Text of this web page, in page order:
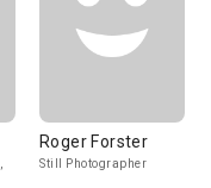
Roger Forster
Still Photographer